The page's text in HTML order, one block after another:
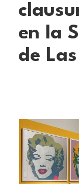
en la
de